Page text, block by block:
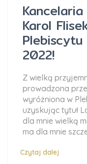
Karol
Plebiscytu
2022!
Z wielką
prowadzona
wyróżniona w
uzyskując tytuł
dla mnie wielką
ma dla mnie
Czytaj dalej